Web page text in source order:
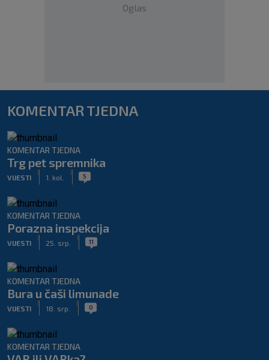
Oglas
KOMENTAR TJEDNA
KOMENTAR TJEDNA
Trg pet spremnika
VIJESTI 1. kol. 5
KOMENTAR TJEDNA
Porazna inspekcija
VIJESTI 25. srp. 11
KOMENTAR TJEDNA
Bura u čaši limunade
VIJESTI 18. srp. 0
KOMENTAR TJEDNA